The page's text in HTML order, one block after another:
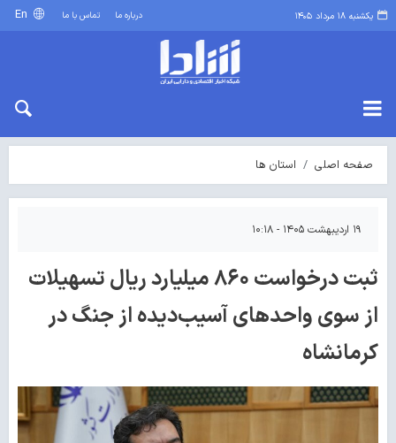
یکشنبه ۱۸ مرداد ۱۴۰۵ درباره ما تماس با ما
صفحه اصلی استان ها
۱۹ اردیبهشت ۱۴۰۵ - ۱۰:۱۸
ثبت درخواست ۸۶۰ میلیارد ریال تسهیلات
از سوی واحدهای آسیب‌دیده از جنگ در
کرمانشاه